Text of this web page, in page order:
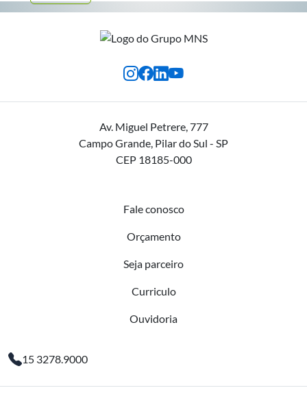
Av. Miguel Petrere, 777
Campo Grande, Pilar do Sul - SP
CEP 18185-000
Fale conosco
Orçamento
Seja parceiro
Curriculo
Ouvidoria
15 3278.9000